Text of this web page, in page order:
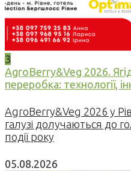
3
AgroBerry&Veg 2026.
переробка: технології,
AgroBerry&Veg 2026 у
галузі долучаються до
події року
05.08.2026